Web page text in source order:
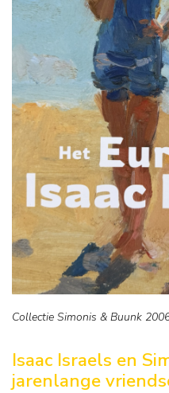
Collectie Simonis & Buunk
Isaac Israels en
jarenlange